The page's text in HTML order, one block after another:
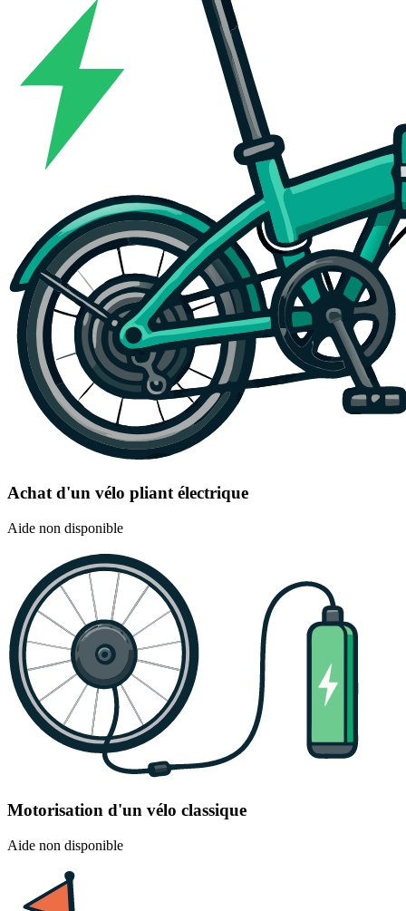
Achat d'un vélo pliant électrique
Aide non disponible
Motorisation d'un vélo classique
Aide non disponible